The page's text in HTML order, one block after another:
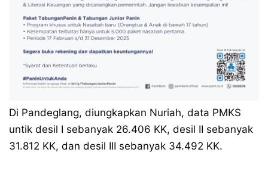
Di Pandeglang, diungkapkan Nuriah, data PMKS
untik desil I sebanyak 26.406 KK, desil II sebanyak
31.812 KK, dan desil III sebanyak 34.492 KK.